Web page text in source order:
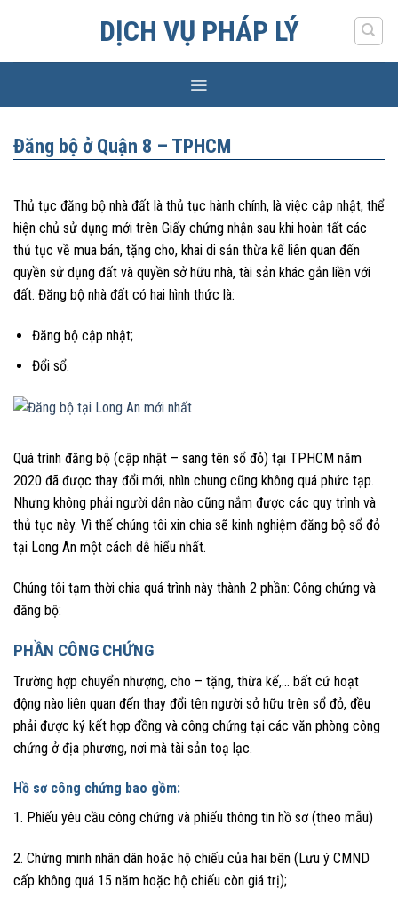
DỊCH VỤ PHÁP LÝ
Đăng bộ ở Quận 8 – TPHCM
Thủ tục đăng bộ nhà đất là thủ tục hành chính, là việc cập nhật, thể
hiện chủ sử dụng mới trên Giấy chứng nhận sau khi hoàn tất các
thủ tục về mua bán, tặng cho, khai di sản thừa kế liên quan đến
quyền sử dụng đất và quyền sở hữu nhà, tài sản khác gắn liền với
đất. Đăng bộ nhà đất có hai hình thức là:
Đăng bộ cập nhật;
Đổi sổ.
Quá trình đăng bộ (cập nhật – sang tên sổ đỏ) tại TPHCM năm
2020 đã được thay đổi mới, nhìn chung cũng không quá phức tạp.
Nhưng không phải người dân nào cũng nắm được các quy trình và
thủ tục này. Vì thế chúng tôi xin chia sẽ kinh nghiệm đăng bộ sổ đỏ
tại Long An một cách dễ hiểu nhất.
Chúng tôi tạm thời chia quá trình này thành 2 phần: Công chứng và
đăng bộ:
PHẦN CÔNG CHỨNG
Trường hợp chuyển nhượng, cho – tặng, thừa kế,… bất cứ hoạt
động nào liên quan đến thay đổi tên người sở hữu trên sổ đỏ, đều
phải được ký kết hợp đồng và công chứng tại các văn phòng công
chứng ở địa phương, nơi mà tài sản toạ lạc.
Hồ sơ công chứng bao gồm:
1. Phiếu yêu cầu công chứng và phiếu thông tin hồ sơ (theo mẫu)
2. Chứng minh nhân dân hoặc hộ chiếu của hai bên (Lưu ý CMND
cấp không quá 15 năm hoặc hộ chiếu còn giá trị);